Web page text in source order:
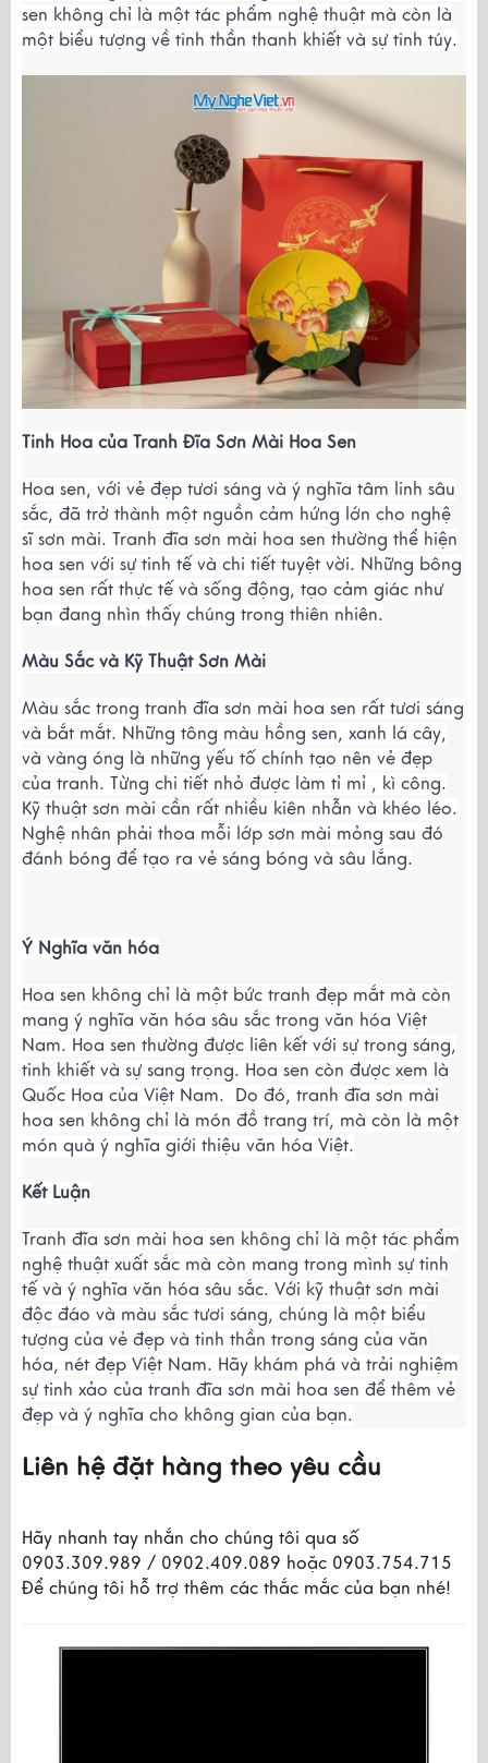
sen không chỉ là một tác phẩm nghệ thuật mà còn là
một biểu tượng về tinh thần thanh khiết và sự tinh túy.
Tinh Hoa của Tranh Đĩa Sơn Mài Hoa Sen
Hoa sen, với vẻ đẹp tươi sáng và ý nghĩa tâm linh sâu
sắc, đã trở thành một nguồn cảm hứng lớn cho nghệ
sĩ sơn mài. Tranh đĩa sơn mài hoa sen thường thể hiện
hoa sen với sự tinh tế và chi tiết tuyệt vời. Những bông
hoa sen rất thực tế và sống động, tạo cảm giác như
bạn đang nhìn thấy chúng trong thiên nhiên.
Màu Sắc và Kỹ Thuật Sơn Mài
Màu sắc trong tranh đĩa sơn mài hoa sen rất tươi sáng
và bắt mắt. Những tông màu hồng sen, xanh lá cây,
và vàng óng là những yếu tố chính tạo nên vẻ đẹp
của tranh. Từng chi tiết nhỏ được làm tỉ mỉ , kì công.
Kỹ thuật sơn mài cần rất nhiều kiên nhẫn và khéo léo.
Nghệ nhân phải thoa mỗi lớp sơn mài mỏng sau đó
đánh bóng để tạo ra vẻ sáng bóng và sâu lắng.
Ý Nghĩa văn hóa
Hoa sen không chỉ là một bức tranh đẹp mắt mà còn
mang ý nghĩa văn hóa sâu sắc trong văn hóa Việt
Nam. Hoa sen thường được liên kết với sự trong sáng,
tinh khiết và sự sang trọng. Hoa sen còn được xem là
Quốc Hoa của Việt Nam. Do đó, tranh đĩa sơn mài
hoa sen không chỉ là món đồ trang trí, mà còn là một
món quà ý nghĩa giới thiệu văn hóa Việt.
Kết Luận
Tranh đĩa sơn mài hoa sen không chỉ là một tác phẩm
nghệ thuật xuất sắc mà còn mang trong mình sự tinh
tế và ý nghĩa văn hóa sâu sắc. Với kỹ thuật sơn mài
độc đáo và màu sắc tươi sáng, chúng là một biểu
tượng của vẻ đẹp và tinh thần trong sáng của văn
hóa, nét đẹp Việt Nam. Hãy khám phá và trải nghiệm
sự tinh xảo của tranh đĩa sơn mài hoa sen để thêm vẻ
đẹp và ý nghĩa cho không gian của bạn.
Liên hệ đặt hàng theo yêu cầu
Hãy nhanh tay nhắn cho chúng tôi qua số
0903.309.989 / 0902.409.089 hoặc 0903.754.715
Để chúng tôi hỗ trợ thêm các thắc mắc của bạn nhé!